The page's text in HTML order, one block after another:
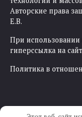
Авторские права
Е.В.
При использовании
гиперссылка на
Политика в